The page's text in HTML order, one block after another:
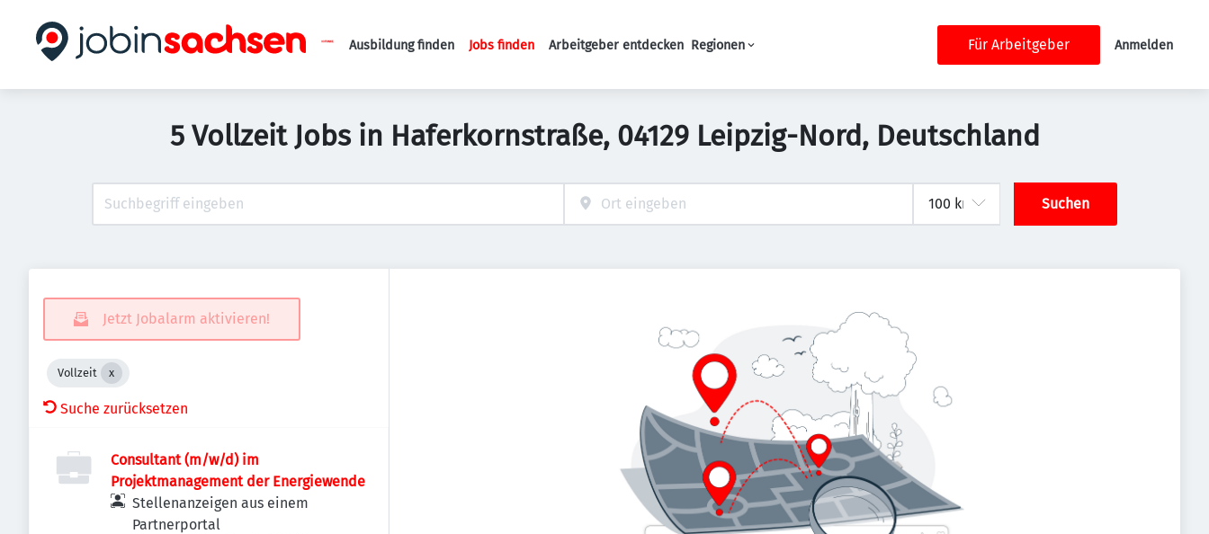
Haupt-Navigation
Ausbildung finden Jobs finden Arbeitgeber entdecken Regionen Für Arbeitgeber Anmelden
5 Vollzeit Jobs in Haferkornstraße, 04129 Leipzig-Nord, Deutschland
Suchen
Jetzt Jobalarm aktivieren!
Vollzeit
Suche zurücksetzen
Consultant (m/w/d) im
Projektmanagement der Energiewende
Stellenanzeigen aus einem
Partnerportal